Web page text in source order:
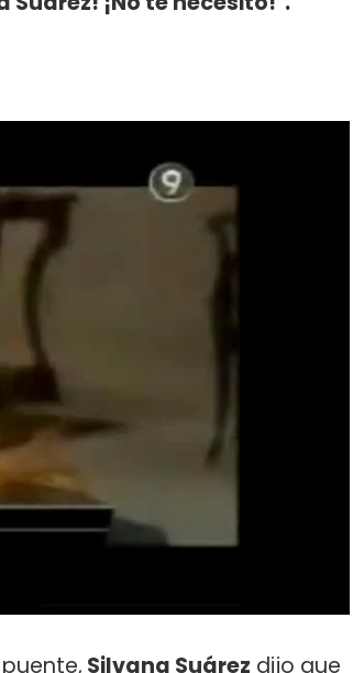
Silvana Suárez dijo que